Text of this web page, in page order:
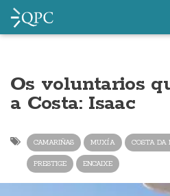
Os voluntarios
a Costa: Isaac
CAMARIÑAS MUXÍA COSTA DA
PRESTIGE ENCAIXE